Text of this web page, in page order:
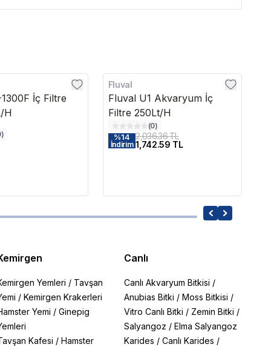
İç Filtre
H
)
Fluval
Fluval U1 Akvaryum İç
Filtre 250Lt/H
(0)
%14
İndirim
2,036.36 TL
1,742.59 TL
Yemleri / Tavşan
/ Kemirgen Krakerleri
Yemi / Ginepig
Kafesi / Hamster
Canlı
Canlı Akvaryum Bitkisi /
Anubias Bitki /Moss Bitkisi /
Vitro Canlı Bitki / Zemin Bitki /
Salyangoz /Elma Salyangoz
Karides /Canlı Karides /